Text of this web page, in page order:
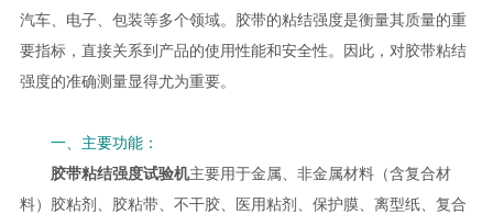
汽车、电子、包装等多个领域。胶带的粘结强度是衡量其质量的重
要指标，直接关系到产品的使用性能和安全性。因此，对胶带粘结
强度的准确测量显得尤为重要。
一、主要功能：
胶带粘结强度试验机主要用于金属、非金属材料（含复合材
料）胶粘剂、胶粘带、不干胶、医用粘剂、保护膜、离型纸、复合